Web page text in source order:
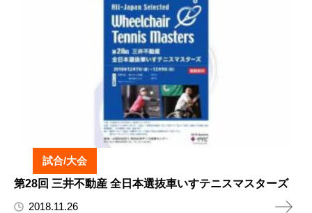
試合/大会
第28回 三井不動産 全日本選抜車いすテニスマスターズ
2018.11.26